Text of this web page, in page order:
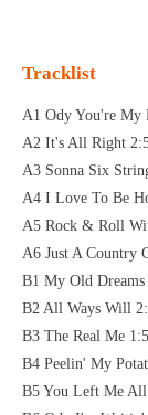
Tracklist
A1 Ody You're My
A2 It's All Right
A3 Sonna Six
A4 I Love To Be
A5 Rock & Roll
A6 Just A Country
B1 My Old
B2 All Ways Will
B3 The Real Me
B4 Peelin' My
B5 You Left Me